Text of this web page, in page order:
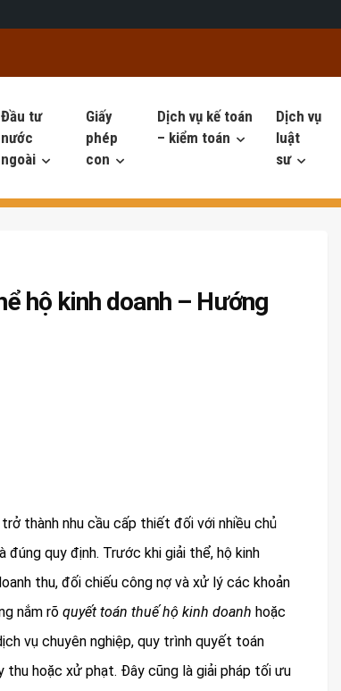
Đầu tư
nước
ngoài
Giấy
phép
con
Dịch vụ kế toán
– kiểm toán
Dịch vụ
luật
sư
hộ kinh doanh – Hướng
thành nhu cầu cấp thiết đối với nhiều chủ
quy định. Trước khi giải thể, hộ kinh
thu, đối chiếu công nợ và xử lý các khoản
nắm rõ quyết toán thuế hộ kinh doanh hoặc
vụ chuyên nghiệp, quy trình quyết toán
hoặc xử phạt. Đây cũng là giải pháp tối ưu